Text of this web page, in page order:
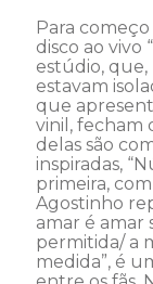
Para
disco ao vivo
estúdio, que,
estavam
que
vinil, fecham
delas são
inspiradas,
primeira,
Agostinho
amar é amar
permitida/ a
medida”, é